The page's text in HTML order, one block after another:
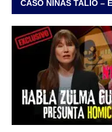
CASO NIÑAS TALIO –